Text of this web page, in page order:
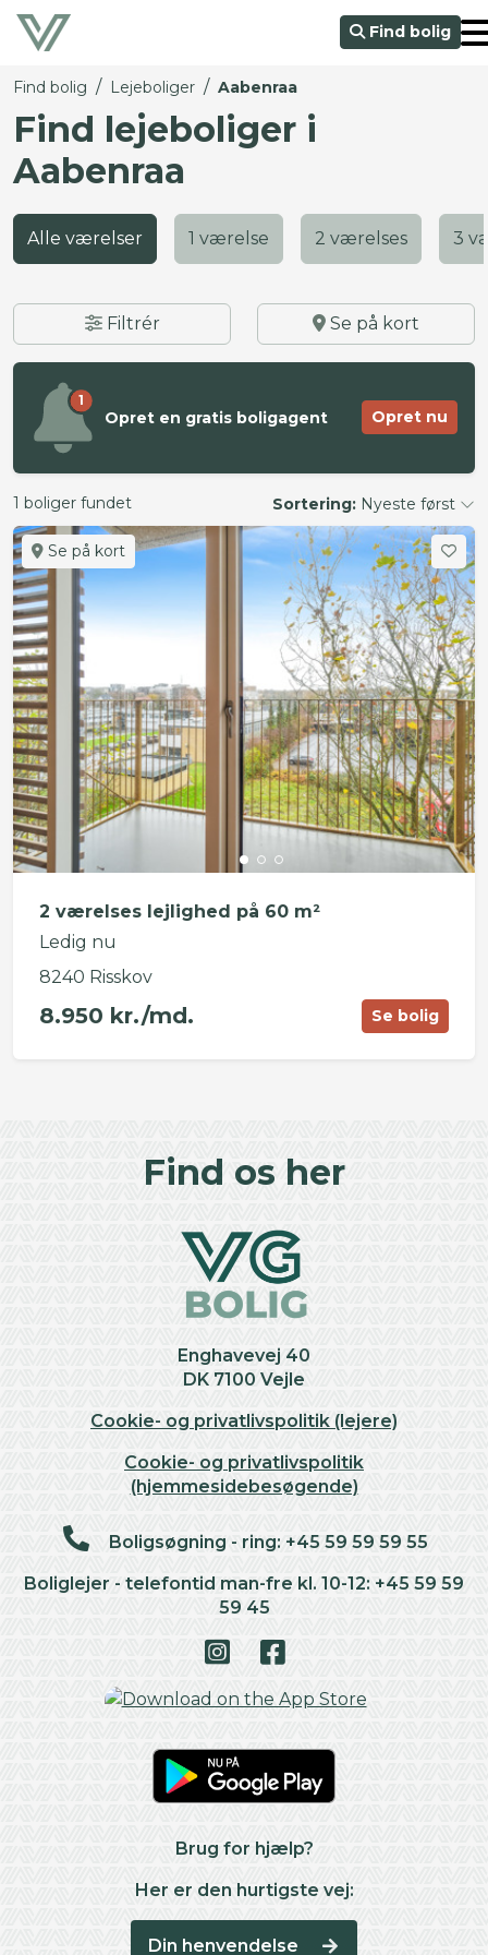
Find bolig
Find bolig / Lejeboliger / Aabenraa
Find lejeboliger i
Aabenraa
Alle værelser 1 værelse 2 værelses 3
Filtrér Se på kort
1
Opret en gratis boligagent Opret nu
1 boliger fundet Sortering: Nyeste først
Se på kort
2 værelses lejlighed på 60 m²
Ledig nu
8240 Risskov
8.950 kr./md. Se bolig
Find os her
Enghavevej 40
DK 7100 Vejle
Cookie- og privatlivspolitik (lejere)
Cookie- og privatlivspolitik
(hjemmesidebesøgende)
Boligsøgning - ring: +45 59 59 59 55
Boliglejer - telefontid man-fre kl. 10-12: +45 59 59
59 45
Brug for hjælp?
Her er den hurtigste vej:
Din henvendelse